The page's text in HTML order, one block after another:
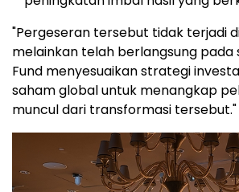
"Pergeseran tersebut tidak terjadi
melainkan telah berlangsung pada
Fund menyesuaikan strategi
saham global untuk menangkap
muncul dari transformasi tersebut."